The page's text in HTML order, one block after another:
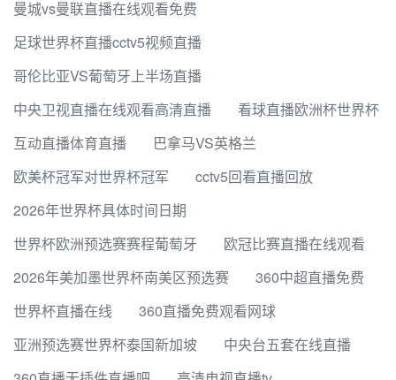
曼城vs曼联直播在线观看免费
足球世界杯直播cctv5视频直播
哥伦比亚VS葡萄牙上半场直播
中央卫视直播在线观看高清直播
看球直播欧洲杯世界杯
互动直播体育直播
巴拿马VS英格兰
欧美杯冠军对世界杯冠军
cctv5回看直播回放
2026年世界杯具体时间日期
世界杯欧洲预选赛赛程葡萄牙
欧冠比赛直播在线观看
2026年美加墨世界杯南美区预选赛
360中超直播免费
世界杯直播在线
360直播免费观看网球
亚洲预选赛世界杯泰国新加坡
中央台五套在线直播